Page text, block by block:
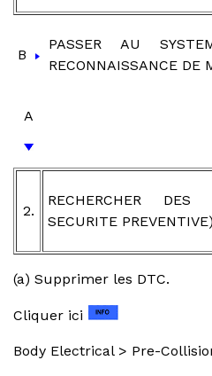
B
PASSER AU
RECONNAISSANCE DE
A
2.
RECHERCHER
SECURITE PREVENTIVE)
(a) Supprimer les DTC.
Cliquer ici
Body Electrical > Pre-